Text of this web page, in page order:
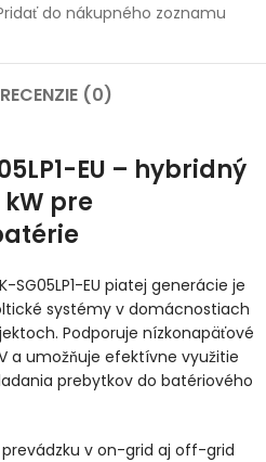
do nákupného zoznamu
RECENZIE (0)
EU – hybridný
pre
SG05LP1-EU piatej generácie je
systémy v domácnostiach
Podporuje nízkonapäťové
a umožňuje efektívne využitie
prebytkov do batériového
v on-grid aj off-grid